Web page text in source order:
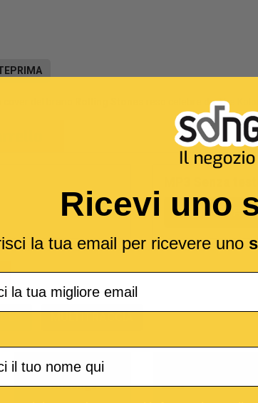
del brano reso celebre daThe
1,89 €
Abbonamento
Allsongs
Ricevi uno
la tua email per ricevere uno